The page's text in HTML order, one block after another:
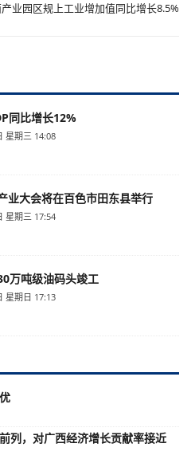
业园区规上工业增加值同比增长8.5%
同比增长12%
星期三 14:08
业大会将在百色市田东县举行
星期三 17:54
万吨级油码头竣工
星期日 17:13
列，对广西经济增长贡献率接近